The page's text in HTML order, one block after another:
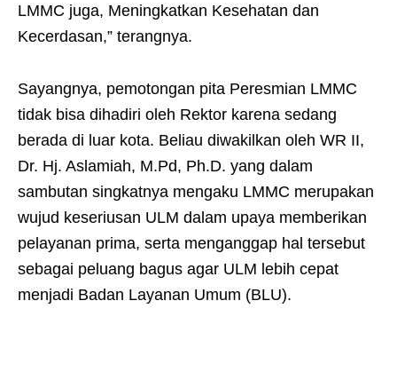
LMMC juga, Meningkatkan Kesehatan dan
Kecerdasan,” terangnya.
Sayangnya, pemotongan pita Peresmian LMMC
tidak bisa dihadiri oleh Rektor karena sedang
berada di luar kota. Beliau diwakilkan oleh WR II,
Dr. Hj. Aslamiah, M.Pd, Ph.D. yang dalam
sambutan singkatnya mengaku LMMC merupakan
wujud keseriusan ULM dalam upaya memberikan
pelayanan prima, serta menganggap hal tersebut
sebagai peluang bagus agar ULM lebih cepat
menjadi Badan Layanan Umum (BLU).